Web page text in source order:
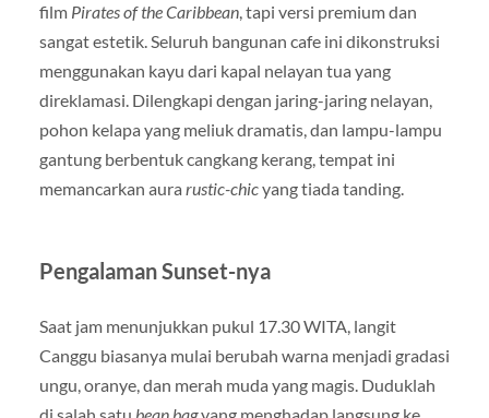
film Pirates of the Caribbean, tapi versi premium dan
sangat estetik. Seluruh bangunan cafe ini dikonstruksi
menggunakan kayu dari kapal nelayan tua yang
direklamasi. Dilengkapi dengan jaring-jaring nelayan,
pohon kelapa yang meliuk dramatis, dan lampu-lampu
gantung berbentuk cangkang kerang, tempat ini
memancarkan aura rustic-chicyang tiada tanding.
Pengalaman Sunset-nya
Saat jam menunjukkan pukul 17.30 WITA, langit
Canggu biasanya mulai berubah warna menjadi gradasi
ungu, oranye, dan merah muda yang magis. Duduklah